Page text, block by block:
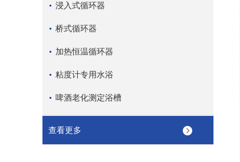
浸入式循环器
桥式循环器
加热恒温循环器
粘度计专用水浴
啤酒老化测定浴槽
查看更多